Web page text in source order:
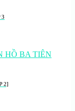
3
2]